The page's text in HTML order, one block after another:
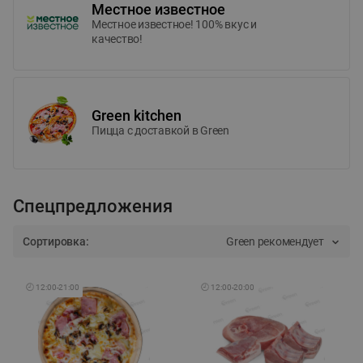
Местное известное
Местное известное! 100% вкус и
качество!
Green kitchen
Пицца c доставкой в Green
Спецпредложения
Сортировка: Green рекомендует
🕘 12:00-21:00 🕘 12:00-20:00